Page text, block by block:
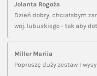
Jolanta Rogoża
Dzień dobry, chciałabym
woj. lubuskiego - tak aby
Miller Mariia
Poproszę duży zestaw I